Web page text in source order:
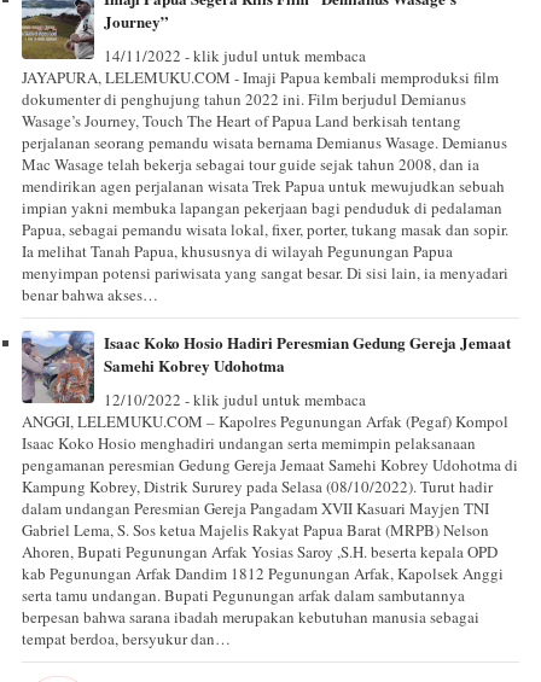
Journey”
14/11/2022 - klik judul untuk membaca
JAYAPURA, LELEMUKU.COM - Imaji Papua kembali memproduksi film
dokumenter di penghujung tahun 2022 ini. Film berjudul Demianus
Wasage’s Journey, Touch The Heart of Papua Land berkisah tentang
perjalanan seorang pemandu wisata bernama Demianus Wasage. Demianus
Mac Wasage telah bekerja sebagai tour guide sejak tahun 2008, dan ia
mendirikan agen perjalanan wisata Trek Papua untuk mewujudkan sebuah
impian yakni membuka lapangan pekerjaan bagi penduduk di pedalaman
Papua, sebagai pemandu wisata lokal, fixer, porter, tukang masak dan sopir.
Ia melihat Tanah Papua, khususnya di wilayah Pegunungan Papua
menyimpan potensi pariwisata yang sangat besar. Di sisi lain, ia menyadari
benar bahwa akses…
Isaac Koko Hosio Hadiri Peresmian Gedung Gereja Jemaat
Samehi Kobrey Udohotma
12/10/2022 - klik judul untuk membaca
ANGGI, LELEMUKU.COM – Kapolres Pegunungan Arfak (Pegaf) Kompol
Isaac Koko Hosio menghadiri undangan serta memimpin pelaksanaan
pengamanan peresmian Gedung Gereja Jemaat Samehi Kobrey Udohotma di
Kampung Kobrey, Distrik Sururey pada Selasa (08/10/2022). Turut hadir
dalam undangan Peresmian Gereja Pangadam XVII Kasuari Mayjen TNI
Gabriel Lema, S. Sos ketua Majelis Rakyat Papua Barat (MRPB) Nelson
Ahoren, Bupati Pegunungan Arfak Yosias Saroy ,S.H. beserta kepala OPD
kab Pegunungan Arfak Dandim 1812 Pegunungan Arfak, Kapolsek Anggi
serta tamu undangan. Bupati Pegunungan arfak dalam sambutannya
berpesan bahwa sarana ibadah merupakan kebutuhan manusia sebagai
tempat berdoa, bersyukur dan…